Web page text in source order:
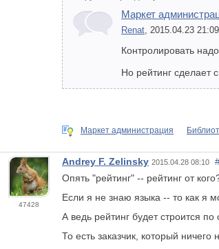
Маркет
Renat, 2015.04.23 21:09
Контролировать
Но рейтинг сделает
Маркет администрация
47428
Andrey F. Zelinsky 2015.04.28 08:10
Опять "рейтинг" -- рейтинг от
Если я не знаю языка -- то как я
А ведь рейтинг будет строится по
То есть заказчик, который